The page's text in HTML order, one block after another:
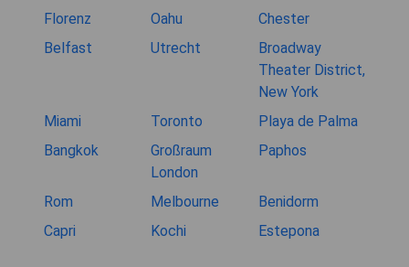
Florenz
Oahu
Chester
Belfast
Utrecht
Broadway
Theater District,
New York
Miami
Toronto
Playa de Palma
Bangkok
Großraum
London
Paphos
Rom Melbourne
Benidorm
Capri
Kochi Estepona